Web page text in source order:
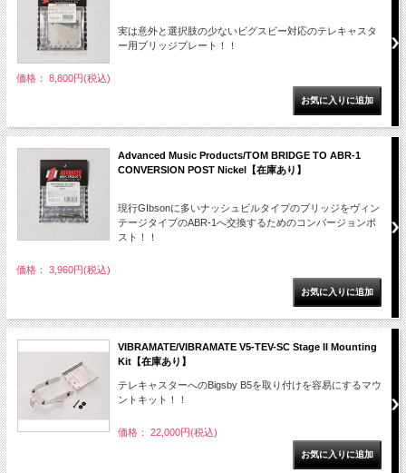
実は意外と選択肢の少ないビグスビー対応のテレキャスタ
ー用ブリッジプレート！！
価格： 8,800円(税込)
Advanced Music Products/TOM BRIDGE TO ABR-1
CONVERSION POST Nickel【在庫あり】
現行GIbsonに多いナッシュビルタイプのブリッジをヴィン
テージタイプのABR-1へ交換するためのコンバージョンポ
スト！！
価格： 3,960円(税込)
VIBRAMATE/VIBRAMATE V5-TEV-SC Stage II Mounting
Kit【在庫あり】
テレキャスターへのBigsby B5を取り付けを容易にするマウ
ントキット！！
価格： 22,000円(税込)